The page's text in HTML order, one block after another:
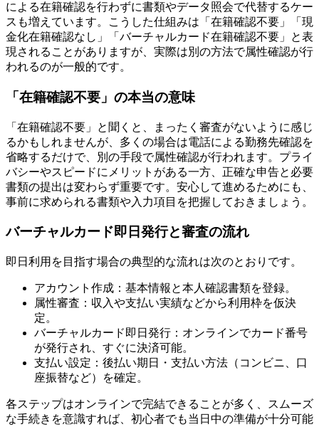
による在籍確認を行わずに書類やデータ照会で代替するケー
スも増えています。こうした仕組みは「在籍確認不要」「現
金化在籍確認なし」「バーチャルカード在籍確認不要」と表
現されることがありますが、実際は別の方法で属性確認が行
われるのが一般的です。
「在籍確認不要」の本当の意味
「在籍確認不要」と聞くと、まったく審査がないように感じ
るかもしれませんが、多くの場合は電話による勤務先確認を
省略するだけで、別の手段で属性確認が行われます。プライ
バシーやスピードにメリットがある一方、正確な申告と必要
書類の提出は変わらず重要です。安心して進めるためにも、
事前に求められる書類や入力項目を把握しておきましょう。
バーチャルカード即日発行と審査の流れ
即日利用を目指す場合の典型的な流れは次のとおりです。
アカウント作成：基本情報と本人確認書類を登録。
属性審査：収入や支払い実績などから利用枠を仮決
定。
バーチャルカード即日発行：オンラインでカード番号
が発行され、すぐに決済可能。
支払い設定：後払い期日・支払い方法（コンビニ、口
座振替など）を確定。
各ステップはオンラインで完結できることが多く、スムーズ
な手続きを意識すれば、初心者でも当日中の準備が十分可能